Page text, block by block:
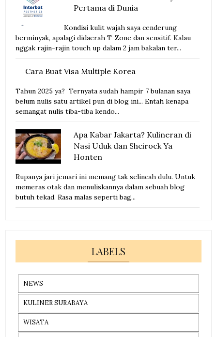
Pertama di Dunia
Kondisi kulit wajah saya cenderung
berminyak, apalagi didaerah T-Zone dan sensitif. Kalau
nggak rajin-rajin touch up dalam 2 jam bakalan ter...
Cara Buat Visa Multiple Korea
Tahun 2025 ya? Ternyata sudah hampir 7 bulanan saya
belum nulis satu artikel pun di blog ini... Entah kenapa
semangat nulis tiba-tiba kendo...
Apa Kabar Jakarta? Kulineran di
Nasi Uduk dan Sheirock Ya
Honten
Rupanya jari jemari ini memang tak selincah dulu. Untuk
memeras otak dan menuliskannya dalam sebuah blog
butuh tekad. Rasa malas seperti bag...
LABELS
NEWS
KULINER SURABAYA
WISATA